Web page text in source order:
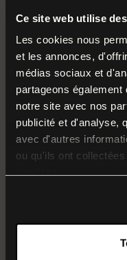
Ce site web utilise
Les cookies nous
et les annonces,
médias sociaux et
partageons
notre site avec nos
publicité et d'analyse,
avec d'autres
ou qu'ils ont
services.
Durant cette
rentrée et
Nous vous
septembrepour
Week-end de
The museum of
17